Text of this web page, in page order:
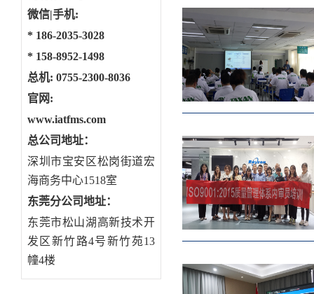
微信|手机:
* 186-2035-3028
* 158-8952-1498
总机: 0755-2300-8036
官网:
www.iatfms.com
总公司地址：
深圳市宝安区松岗街道宏
海商务中心1518室
东莞分公司地址：
东莞市松山湖高新技术开
发区新竹路4号新竹苑13
幢4楼